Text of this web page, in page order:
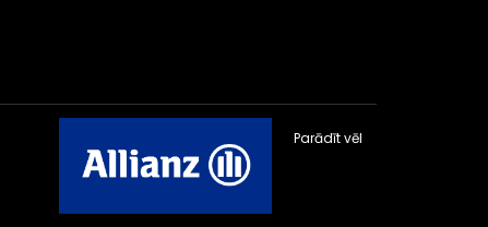
Parādīt vēl